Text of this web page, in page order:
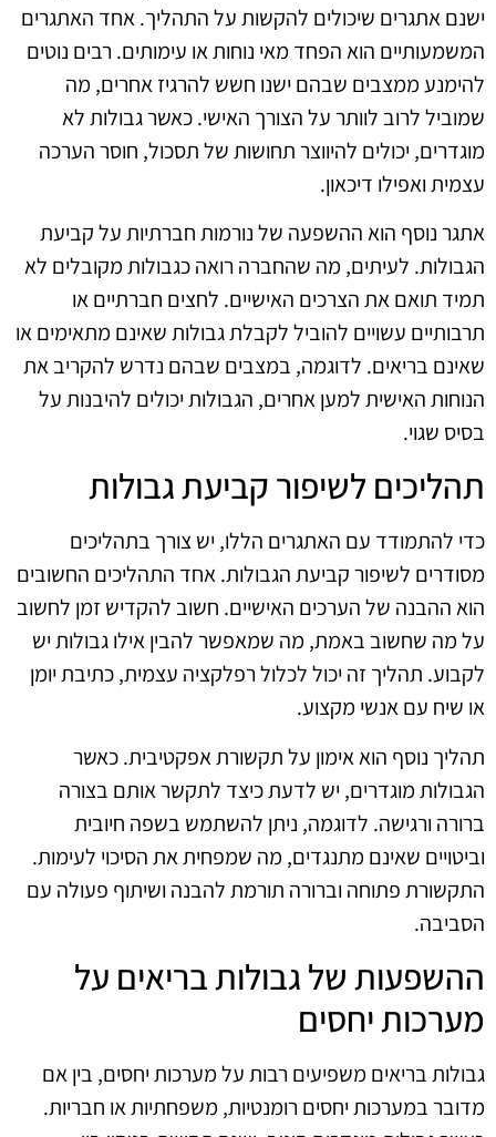
ישנם אתגרים שיכולים להקשות על התהליך. אחד האתגרים
המשמעותיים הוא הפחד מאי נוחות או עימותים. רבים נוטים
להימנע ממצבים שבהם ישנו חשש להרגיז אחרים, מה
שמוביל לרוב לוותר על הצורך האישי. כאשר גבולות לא
מוגדרים, יכולים להיווצר תחושות של תסכול, חוסר הערכה
עצמית ואפילו דיכאון.
אתגר נוסף הוא ההשפעה של נורמות חברתיות על קביעת
הגבולות. לעיתים, מה שהחברה רואה כגבולות מקובלים לא
תמיד תואם את הצרכים האישיים. לחצים חברתיים או
תרבותיים עשויים להוביל לקבלת גבולות שאינם מתאימים או
שאינם בריאים. לדוגמה, במצבים שבהם נדרש להקריב את
הנוחות האישית למען אחרים, הגבולות יכולים להיבנות על
בסיס שגוי.
תהליכים לשיפור קביעת גבולות
כדי להתמודד עם האתגרים הללו, יש צורך בתהליכים
מסודרים לשיפור קביעת הגבולות. אחד התהליכים החשובים
הוא ההבנה של הערכים האישיים. חשוב להקדיש זמן לחשוב
על מה שחשוב באמת, מה שמאפשר להבין אילו גבולות יש
לקבוע. תהליך זה יכול לכלול רפלקציה עצמית, כתיבת יומן
או שיח עם אנשי מקצוע.
תהליך נוסף הוא אימון על תקשורת אפקטיבית. כאשר
הגבולות מוגדרים, יש לדעת כיצד לתקשר אותם בצורה
ברורה ורגישה. לדוגמה, ניתן להשתמש בשפה חיובית
וביטויים שאינם מתנגדים, מה שמפחית את הסיכוי לעימות.
התקשורת פתוחה וברורה תורמת להבנה ושיתוף פעולה עם
הסביבה.
ההשפעות של גבולות בריאים על
מערכות יחסים
גבולות בריאים משפיעים רבות על מערכות יחסים, בין אם
מדובר במערכות יחסים רומנטיות, משפחתיות או חבריות.